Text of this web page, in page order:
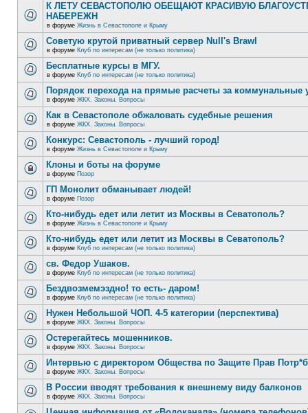
К ЛЕТУ СЕВАСТОПОЛЮ ОБЕЩАЮТ КРАСИВУЮ
НАБЕРЕЖН
в форуме Жизнь в Севастополе и Крыму
Советую крутой приватный сервер Null's Brawl
в форуме Клуб по интересам (не только политика)
Бесплатные курсы в МГУ.
в форуме Клуб по интересам (не только политика)
Порядок перехода на прямые расчеты за коммунальные
в форуме ЖКХ. Законы. Вопросы
Как в Севастополе обжаловать судебные решения
в форуме ЖКХ. Законы. Вопросы
Конкурс: Севастополь - лучший город!
в форуме Жизнь в Севастополе и Крыму
Клоны и боты на форуме
в форуме Позор
ГП Монолит обманывает людей!
в форуме Позор
Кто-нибудь едет или летит из Москвы в Севатополь?
в форуме Жизнь в Севастополе и Крыму
Кто-нибудь едет или летит из Москвы в Севатополь?
в форуме Клуб по интересам (не только политика)
св. Федор Ушаков.
в форуме Клуб по интересам (не только политика)
Бездвозмемэздно! то есть- даром!
в форуме Клуб по интересам (не только политика)
Нужен Небольшой ЧОП. 4-5 категории (перспектива)
в форуме ЖКХ. Законы. Вопросы
Остерегайтесь мошенников.
в форуме ЖКХ. Законы. Вопросы
Интервью с директором Общества по Защите Прав
в форуме ЖКХ. Законы. Вопросы
В России вводят требования к внешнему виду балконов
в форуме ЖКХ. Законы. Вопросы